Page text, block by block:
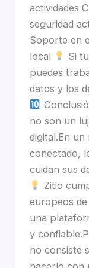
actividades
seguridad
Soporte en
local
Si
puedes
datos y los
no son un
digital.En un
conectado,
cuidan sus
Zitio
europeos
una
y
no consiste